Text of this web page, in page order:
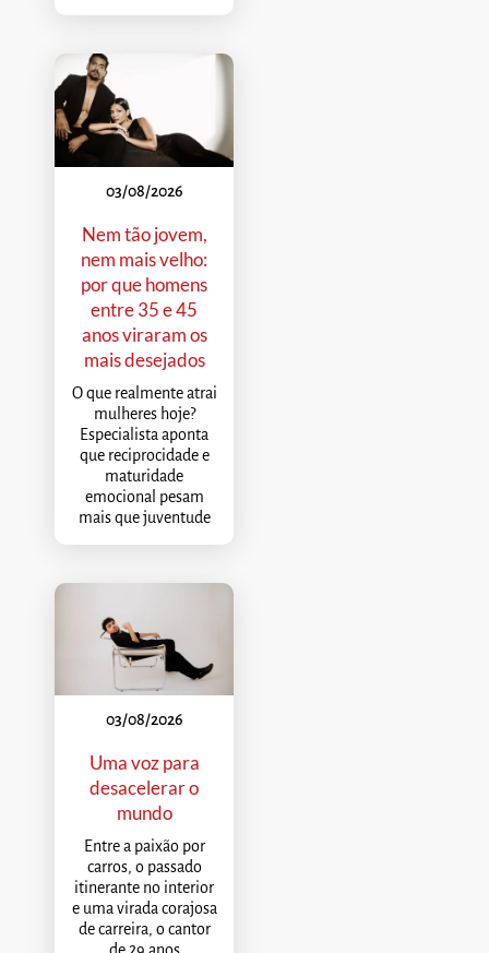
03/08/2026
Nem tão jovem,
nem mais velho:
por que homens
entre 35 e 45
anos viraram os
mais desejados
O que realmente atrai
mulheres hoje?
Especialista aponta
que reciprocidade e
maturidade
emocional pesam
mais que juventude
03/08/2026
Uma voz para
desacelerar o
mundo
Entre a paixão por
carros, o passado
itinerante no interior
e uma virada corajosa
de carreira, o cantor